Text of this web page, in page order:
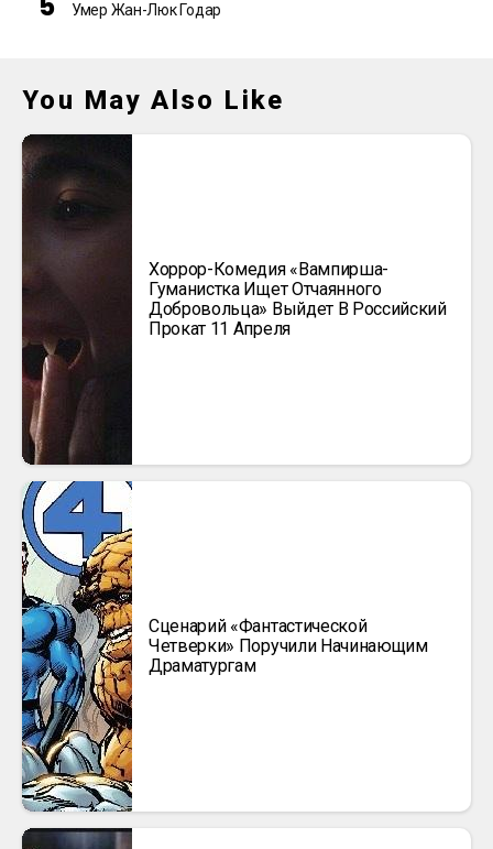
Умер Жан-Люк Годар
You May Also Like
Хоррор-Комедия «Вампирша-
Гуманистка Ищет Отчаянного
Добровольца» Выйдет В Российский
Прокат 11 Апреля
Сценарий «Фантастической
Четверки» Поручили Начинающим
Драматургам